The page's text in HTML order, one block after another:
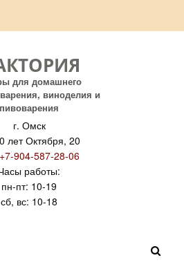
для домашнего
виноделия и
пивоварения
г. Омск
лет Октября, 20
+7-904-587-28-06
работы:
пн-пт: 10-19
сб, вс: 10-18